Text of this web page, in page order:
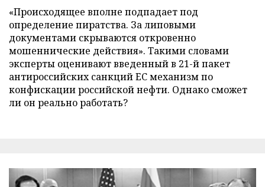
«Происходящее вполне подпадает под
определение пиратства. За липовыми
документами скрываются откровенно
мошеннические действия». Такими словами
эксперты оценивают введенный в 21-й пакет
антироссийских санкций ЕС механизм по
конфискации российской нефти. Однако сможет
ли он реально работать?